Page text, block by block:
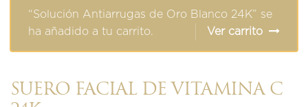
“Solución Antiarrugas de Oro Blanco 24K” se
ha añadido a tu carrito.
Ver carrito
SUERO FACIAL DE VITAMINA C